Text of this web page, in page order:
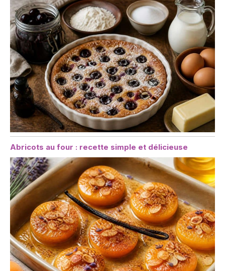
Abricots au four : recette simple et délicieuse